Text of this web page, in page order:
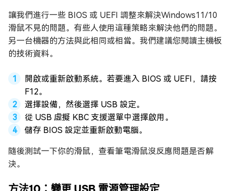
讓我們進行一些 BIOS 或 UEFI 調整來解決Windows11/10
滑鼠不見的問題。有些人使用這種策略來解決他們的問題。
另一台機器的方法與此相同或相當。我們建議您閱讀主機板
的技術資料。
開啟或重新啟動系統。若要進入 BIOS 或 UEFI，請按
F12。
選擇設備，然後選擇 USB 設定。
從 USB 虛擬 KBC 支援選單中選擇啟用。
儲存 BIOS 設定並重新啟動電腦。
隨後測試一下你的滑鼠，查看筆電滑鼠沒反應問題是否解
決。